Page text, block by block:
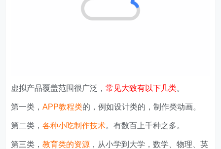
虚拟产品覆盖范围很广泛，常见大致有以下几类。
第一类，APP教程类的，例如设计类的，制作类动画。
第二类，各种小吃制作技术。有数百上千种之多。
第三类，教育类的资源 ，从小学到大学，数学、物理、英